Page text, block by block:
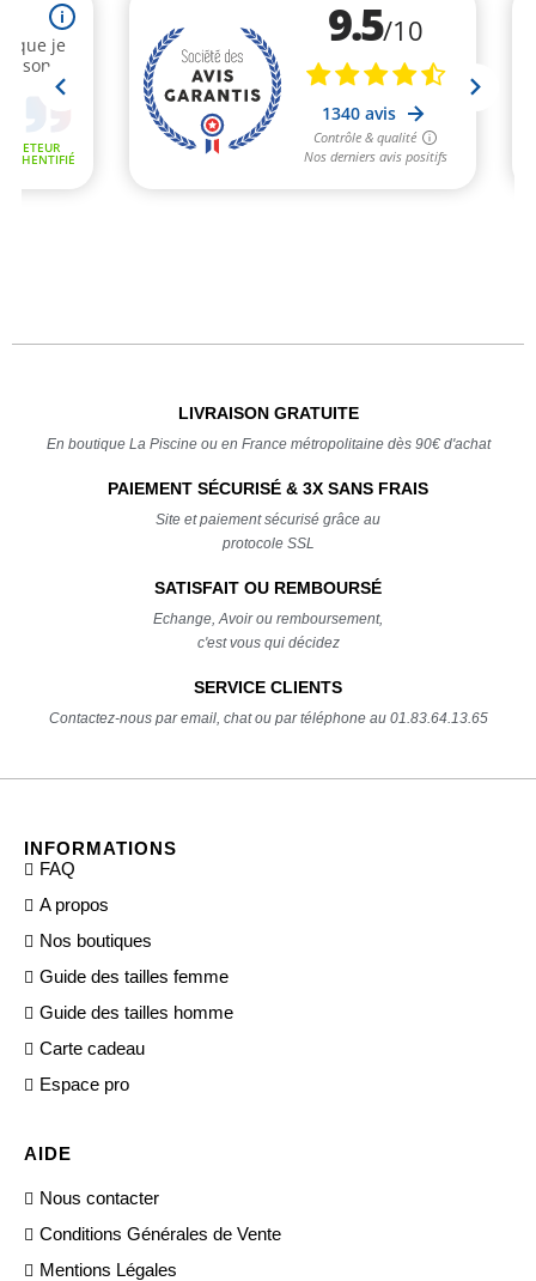
LIVRAISON GRATUITE
En boutique La Piscine ou en France métropolitaine dès 90€ d'achat
PAIEMENT SÉCURISÉ & 3X SANS FRAIS
Site et paiement sécurisé grâce au
protocole SSL
SATISFAIT OU REMBOURSÉ
Echange, Avoir ou remboursement,
c'est vous qui décidez
SERVICE CLIENTS
Contactez-nous par email, chat ou par téléphone au 01.83.64.13.65
INFORMATIONS
FAQ
A propos
Nos boutiques
Guide des tailles femme
Guide des tailles homme
Carte cadeau
Espace pro
AIDE
Nous contacter
Conditions Générales de Vente
Mentions Légales